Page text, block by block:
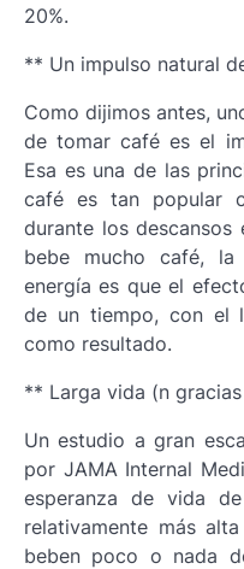
20%.
** Un impulso natural
Como dijimos antes,
de tomar café es el
Esa es una de las
café es tan popular
durante los descansos
bebe mucho café, la
energía es que el
de un tiempo, con el
como resultado.
** Larga vida (n
Un estudio a gran
por JAMA Internal
esperanza de vida
relativamente más
beben poco o nada